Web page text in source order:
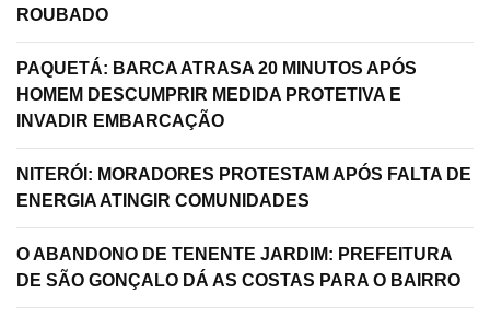
ROUBADO
PAQUETÁ: BARCA ATRASA 20 MINUTOS APÓS
HOMEM DESCUMPRIR MEDIDA PROTETIVA E
INVADIR EMBARCAÇÃO
NITERÓI: MORADORES PROTESTAM APÓS FALTA DE
ENERGIA ATINGIR COMUNIDADES
O ABANDONO DE TENENTE JARDIM: PREFEITURA
DE SÃO GONÇALO DÁ AS COSTAS PARA O BAIRRO